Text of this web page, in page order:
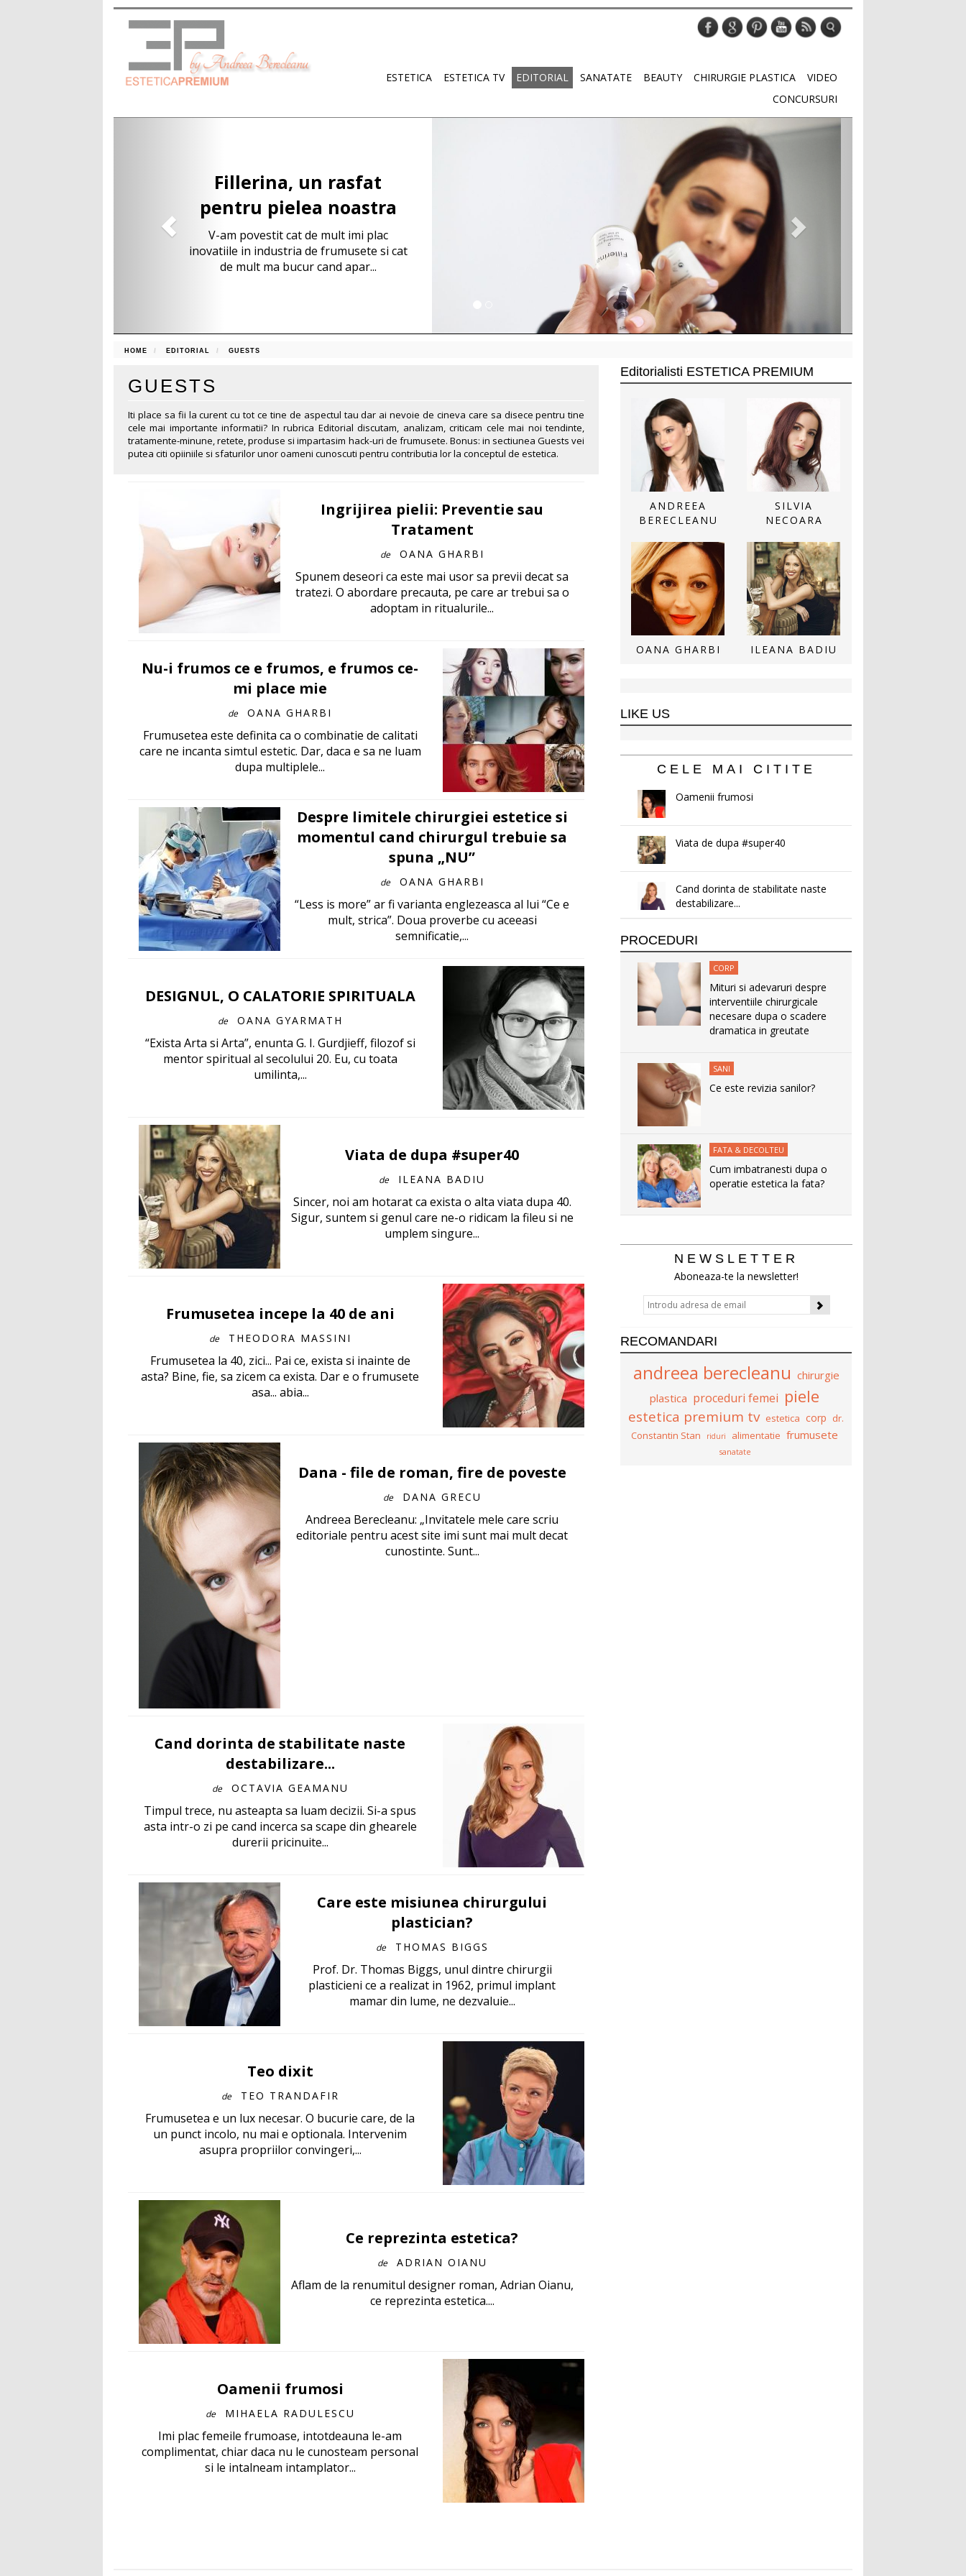
ESTETICA ESTETICA TV EDITORIAL SANATATE BEAUTY CHIRURGIE PLASTICA
VIDEO
CONCURSURI
Fillerina pentru tenul
tau, in doar 14 zile,
acasa!
Am descoperit Fillerina acum cateva luni,
asa cum fac cu foarte multe dintre
HOME EDITORIAL GUESTS
GUESTS
Iti place sa fii la curent cu tot ce tine de aspectul tau dar ai nevoie de cineva care sa disece pentru tine
cele mai importante informatii? In rubrica Editorial discutam, analizam, criticam cele mai noi tendinte,
tratamente-minune, retete, produse si impartasim hack-uri de frumusete. Bonus: in sectiunea Guests vei
putea citi opiiniile si sfaturilor unor oameni cunoscuti pentru contributia lor la conceptul de estetica.
Ingrijirea pielii: Preventie sau
Tratament
de OANA GHARBI
Spunem deseori ca este mai usor sa previi decat sa
tratezi. O abordare precauta, pe care ar trebui sa o
adoptam in ritualurile...
Nu-i frumos ce e frumos, e frumos ce-
mi place mie
de OANA GHARBI
Frumusetea este definita ca o combinatie de calitati
care ne incanta simtul estetic. Dar, daca e sa ne luam
dupa multiplele...
Despre limitele chirurgiei estetice si
momentul cand chirurgul trebuie sa
spuna „NU”
de OANA GHARBI
“Less is more” ar fi varianta englezeasca al lui “Ce e
mult, strica”. Doua proverbe cu aceeasi
semnificatie,...
DESIGNUL, O CALATORIE SPIRITUALA
de OANA GYARMATH
“Exista Arta si Arta”, enunta G. I. Gurdjieff, filozof si
mentor spiritual al secolului 20. Eu, cu toata
umilinta,...
Viata de dupa #super40
de ILEANA BADIU
Sincer, noi am hotarat ca exista o alta viata dupa 40.
Sigur, suntem si genul care ne-o ridicam la fileu si ne
umplem singure...
Frumusetea incepe la 40 de ani
de THEODORA MASSINI
Frumusetea la 40, zici... Pai ce, exista si inainte de
asta? Bine, fie, sa zicem ca exista. Dar e o frumusete
asa... abia...
Dana - file de roman, fire de poveste
de DANA GRECU
Andreea Berecleanu: „Invitatele mele care scriu
editoriale pentru acest site imi sunt mai mult decat
cunostinte. Sunt...
Cand dorinta de stabilitate naste
destabilizare...
de OCTAVIA GEAMANU
Timpul trece, nu asteapta sa luam decizii. Si-a spus
asta intr-o zi pe cand incerca sa scape din ghearele
durerii pricinuite...
Care este misiunea chirurgului
plastician?
de THOMAS BIGGS
Prof. Dr. Thomas Biggs, unul dintre chirurgii
plasticieni ce a realizat in 1962, primul implant
mamar din lume, ne dezvaluie...
Teo dixit
de TEO TRANDAFIR
Frumusetea e un lux necesar. O bucurie care, de la
un punct incolo, nu mai e optionala. Intervenim
asupra propriilor convingeri,...
Ce reprezinta estetica?
de ADRIAN OIANU
Aflam de la renumitul designer roman, Adrian Oianu,
ce reprezinta estetica....
Oamenii frumosi
de MIHAELA RADULESCU
Imi plac femeile frumoase, intotdeauna le-am
complimentat, chiar daca nu le cunosteam personal
si le intalneam intamplator...
Editorialisti ESTETICA PREMIUM
ANDREEA
BERECLEANU
SILVIA
NECOARA
OANA GHARBI ILEANA BADIU
LIKE US
CELE MAI CITITE
Oamenii frumosi
Viata de dupa #super40
Cand dorinta de stabilitate naste
destabilizare...
PROCEDURI
CORP
Mituri si adevaruri despre
interventiile chirurgicale
necesare dupa o scadere
dramatica in greutate
SANI
Ce este revizia sanilor?
FATA & DECOLTEU
Cum imbatranesti dupa o
operatie estetica la fata?
NEWSLETTER
Aboneaza-te la newsletter!
RECOMANDARI
andreea berecleanu chirurgie
plastica proceduri femei piele
estetica premium tv estetica corp dr.
Constantin Stan
riduri alimentatie frumusete
sanatate